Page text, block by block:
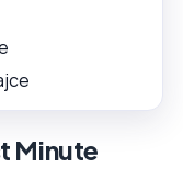
Minute